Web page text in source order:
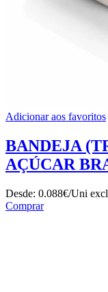
Adicionar aos favoritos
BANDEJA
AÇÚCAR
Desde: 0.088€/Uni
Comprar